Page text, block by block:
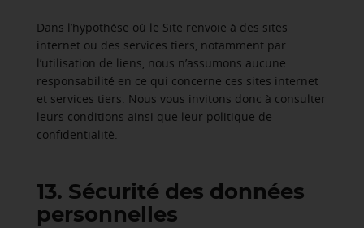
Dans l’hypothèse où le Site renvoie à des sites
internet ou des services tiers, notamment par
l’utilisation de liens, nous n’assumons aucune
responsabilité en ce qui concerne ces sites internet
et services tiers. Nous vous invitons donc à consulter
leurs conditions ainsi que leur politique de
confidentialité.
13. Sécurité des données
personnelles